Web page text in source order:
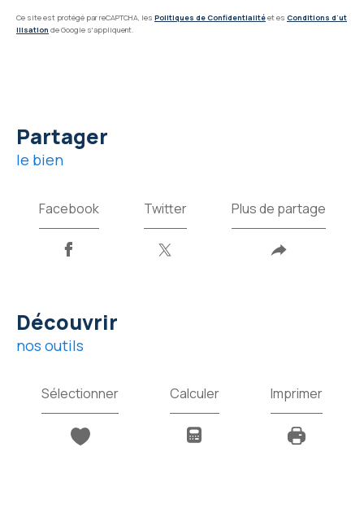
Ce site est protégé par reCAPTCHA, les Politiques de Confidentialitéet es Conditions d'ut
ilisation de Google s'appliquent.
partager
le bien
Facebook Twitter Plus de partage
découvrir
nos outils
Sélectionner Calculer Imprimer